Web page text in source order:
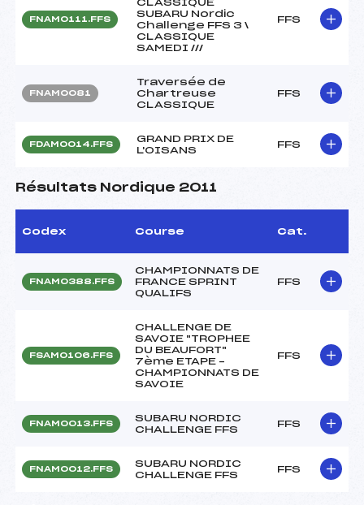
FNAM0111.FFS
CLASSIQUE
SUBARU Nordic
Challenge FFS 3 \
CLASSIQUE
SAMEDI ///
FFS
FNAM0081
Traversée de
Chartreuse
CLASSIQUE
FFS
FDAM0014.FFS
GRAND PRIX DE
L'OISANS
FFS
Résultats Nordique 2011
Codex Course Cat.
FNAM0388.FFS
CHAMPIONNATS DE
FRANCE SPRINT
QUALIFS
FFS
FSAM0106.FFS
CHALLENGE DE
SAVOIE "TROPHEE
DU BEAUFORT"
7ème ETAPE –
CHAMPIONNATS DE
SAVOIE
FFS
FNAM0013.FFS
SUBARU NORDIC
CHALLENGE FFS
FFS
FNAM0012.FFS
SUBARU NORDIC
CHALLENGE FFS
FFS